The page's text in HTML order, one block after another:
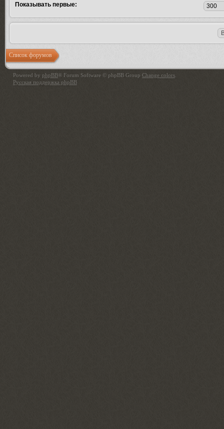
Показывать первые:
Список форумов
Powered by phpBB® Forum Software © phpBB Group Change colors
Русская поддержка phpBB